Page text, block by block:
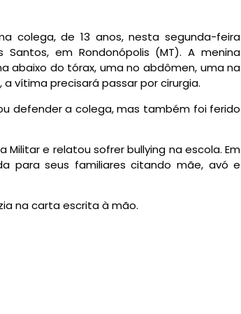
colega, de 13 anos, nesta segunda-feira
em Rondonópolis (MT). A menina
abaixo do tórax, uma no abdômen, uma na
vítima precisará passar por cirurgia.
defender a colega, mas também foi ferido
e relatou sofrer bullying na escola. Em
para seus familiares citando mãe, avó e
na carta escrita à mão.